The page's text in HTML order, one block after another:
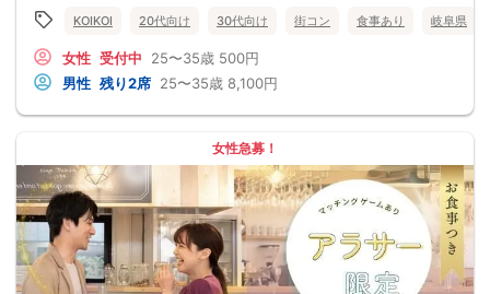
KOIKOI 20代向け 30代向け 街コン 食事あり 岐阜県
女性 受付中 25〜35歳 500円
男性 残り2席 25〜35歳 8,100円
女性急募！